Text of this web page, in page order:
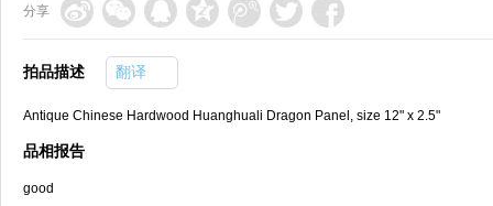
分享
拍品描述 翻译
Antique Chinese Hardwood Huanghuali Dragon Panel, size 12" x 2.5"
品相报告
good